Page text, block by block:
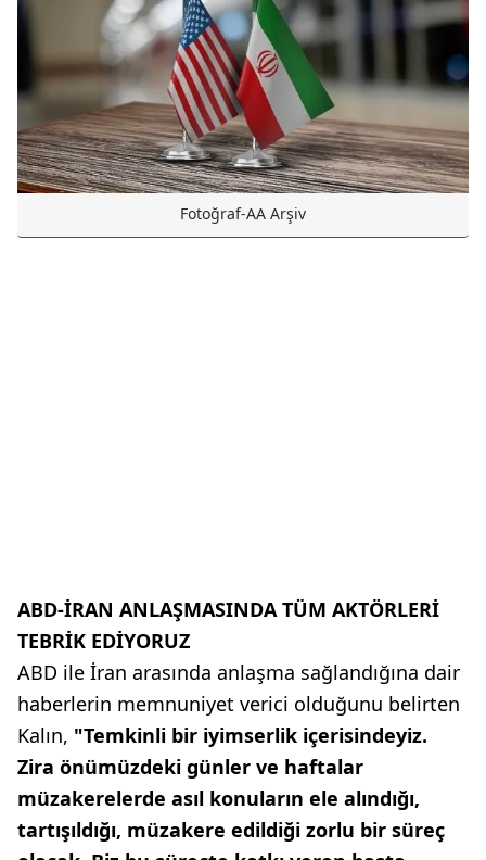
Fotoğraf-AA Arşiv
ABD-İRAN ANLAŞMASINDA TÜM AKTÖRLERİ
TEBRİK EDİYORUZ
ABD ile İran arasında anlaşma sağlandığına dair
haberlerin memnuniyet verici olduğunu belirten
Kalın, "Temkinli bir iyimserlik içerisindeyiz.
Zira önümüzdeki günler ve haftalar
müzakerelerde asıl konuların ele alındığı,
tartışıldığı, müzakere edildiği zorlu bir süreç